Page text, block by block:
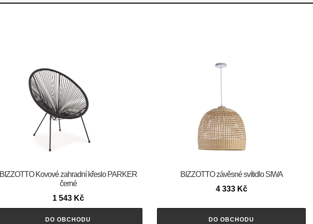
BIZZOTTO Kovové zahradní křeslo PARKER
černé
1 543 Kč
DO OBCHODU
BIZZOTTO závěsné svítidlo SIWA
4 333 Kč
DO OBCHODU